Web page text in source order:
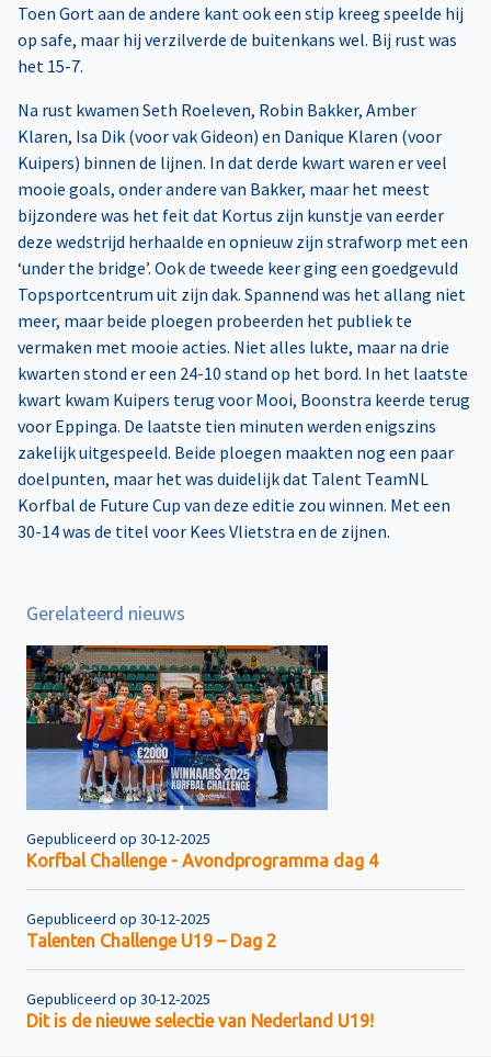
Toen Gort aan de andere kant ook een stip kreeg speelde hij
op safe, maar hij verzilverde de buitenkans wel. Bij rust was
het 15-7.
Na rust kwamen Seth Roeleven, Robin Bakker, Amber
Klaren, Isa Dik (voor vak Gideon) en Danique Klaren (voor
Kuipers) binnen de lijnen. In dat derde kwart waren er veel
mooie goals, onder andere van Bakker, maar het meest
bijzondere was het feit dat Kortus zijn kunstje van eerder
deze wedstrijd herhaalde en opnieuw zijn strafworp met een
‘under the bridge’. Ook de tweede keer ging een goedgevuld
Topsportcentrum uit zijn dak. Spannend was het allang niet
meer, maar beide ploegen probeerden het publiek te
vermaken met mooie acties. Niet alles lukte, maar na drie
kwarten stond er een 24-10 stand op het bord. In het laatste
kwart kwam Kuipers terug voor Mooi, Boonstra keerde terug
voor Eppinga. De laatste tien minuten werden enigszins
zakelijk uitgespeeld. Beide ploegen maakten nog een paar
doelpunten, maar het was duidelijk dat Talent TeamNL
Korfbal de Future Cup van deze editie zou winnen. Met een
30-14 was de titel voor Kees Vlietstra en de zijnen.
Gerelateerd nieuws
Gepubliceerd op 30-12-2025
Korfbal Challenge - Avondprogramma dag 4
Gepubliceerd op 30-12-2025
Talenten Challenge U19 – Dag 2
Gepubliceerd op 30-12-2025
Dit is de nieuwe selectie van Nederland U19!